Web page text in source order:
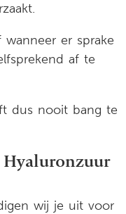
er sprake
af te
dus nooit bang te
wij je uit voor